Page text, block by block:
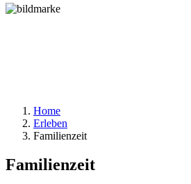
Home
Erleben
Familienzeit
Familienzeit